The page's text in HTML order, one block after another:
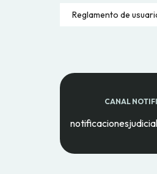
Reglamento de
CANAL